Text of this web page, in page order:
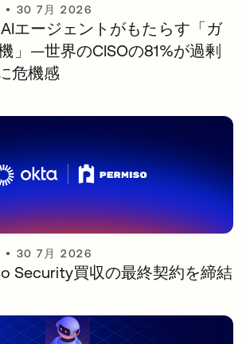
• 30 7月 2026
AIエージェントがもたらす「ガ
」—世界のCISOの81%が過剰
危機感
• 30 7月 2026
Security買収の最終契約を締結